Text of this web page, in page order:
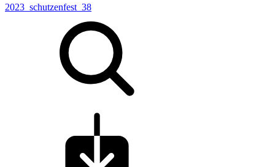
2023_schutzenfest_38